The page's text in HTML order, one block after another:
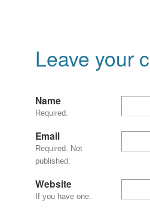
Leave your
Name
Required.
Email
Required. Not
published.
Website
If you have one.